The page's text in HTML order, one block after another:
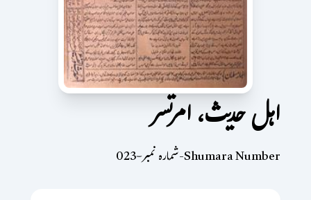
اہل حدیث، امرتسر
Shumara Number-شمارہ نمبر-023